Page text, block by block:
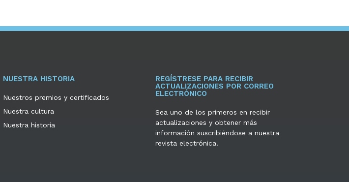
NUESTRA HISTORIA
Nuestros premios y certificados
Nuestra cultura
Nuestra historia
REGÍSTRESE PARA RECIBIR
ACTUALIZACIONES POR CORREO
ELECTRÓNICO
Sea uno de los primeros en recibir
actualizaciones y obtener más
información suscribiéndose a nuestra
revista electrónica.